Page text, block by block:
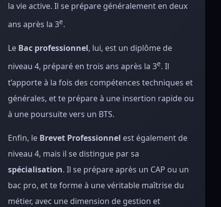
la vie active. Il se prépare généralement en deux
ans après la 3e.
Le Bac professionnel, lui, est un diplôme de
niveau 4, préparé en trois ans après la 3e. Il
t’apporte à la fois des compétences techniques et
générales, et te prépare à une insertion rapide ou
à une poursuite vers un BTS.
Enfin, le Brevet Professionnel est également de
niveau 4, mais il se distingue par sa
spécialisation. Il se prépare après un CAP ou un
bac pro, et te forme à une véritable maîtrise du
métier, avec une dimension de gestion et